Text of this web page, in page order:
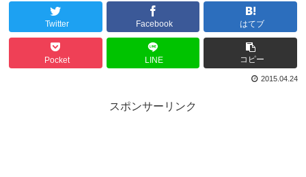
Twitter Facebook はてブ
Pocket LINE コピー
2015.04.24
スポンサーリンク